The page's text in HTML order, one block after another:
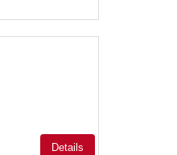
Details